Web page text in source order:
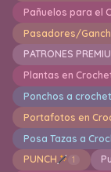
Pañuelos para el
Pasadores/
PATRONES
Plantas en
Ponchos a crochet
Portafotos en
Posa Tazas a
PUNCH 1